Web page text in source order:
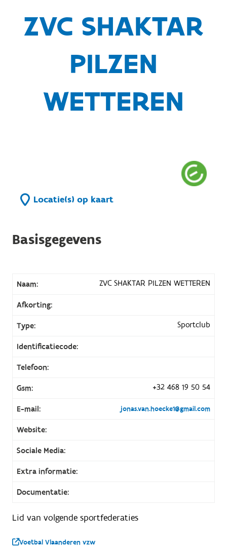
ZVC SHAKTAR
PILZEN
WETTEREN
Locatie(s) op kaart
Basisgegevens
Naam: ZVC SHAKTAR PILZEN WETTEREN
Afkorting:
Type: Sportclub
Identificatiecode:
Telefoon:
Gsm: +32 468 19 50 54
E-mail: jonas.van.hoecke1@gmail.com
Website:
Sociale Media:
Extra informatie:
Documentatie:
Lid van volgende sportfederaties
Voetbal Vlaanderen vzw